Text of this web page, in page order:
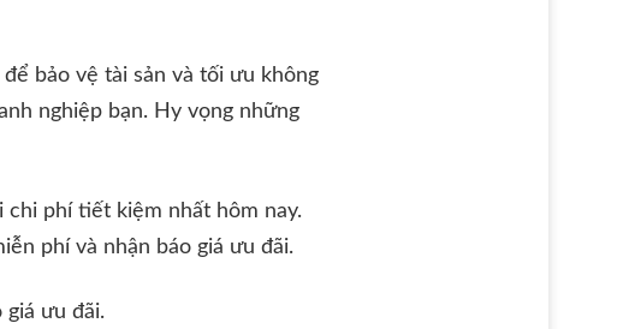
bảo vệ tài sản và tối ưu không
nghiệp bạn. Hy vọng những
phí tiết kiệm nhất hôm nay.
phí và nhận báo giá ưu đãi.
giá ưu đãi.